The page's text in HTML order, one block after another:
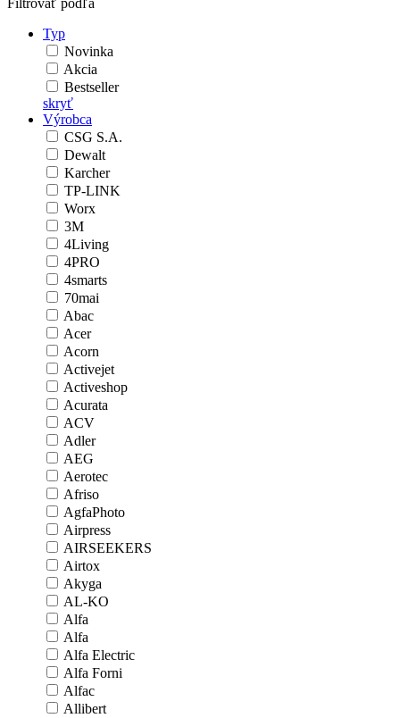
Filtrovať podľa
Typ
Novinka
Akcia
Bestseller
skryť
Výrobca
CSG S.A.
Dewalt
Karcher
TP-LINK
Worx
3M
4Living
4PRO
4smarts
70mai
Abac
Acer
Acorn
Activejet
Activeshop
Acurata
ACV
Adler
AEG
Aerotec
Afriso
AgfaPhoto
Airpress
AIRSEEKERS
Airtox
Akyga
AL-KO
Alfa
Alfa
Alfa Electric
Alfa Forni
Alfac
Allibert